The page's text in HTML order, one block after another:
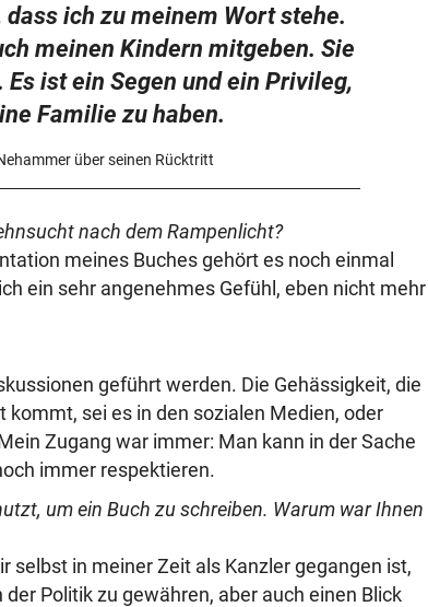
ich zu meinem Wort stehe.
meinen Kindern mitgeben. Sie
ist ein Segen und ein Privileg,
Familie zu haben.
über seinen Rücktritt
nach dem Rampenlicht?
meines Buches gehört es noch einmal
ein sehr angenehmes Gefühl, eben nicht mehr
geführt werden. Die Gehässigkeit, die
sei es in den sozialen Medien, oder
Zugang war immer: Man kann in der Sache
immer respektieren.
um ein Buch zu schreiben. Warum war Ihnen
selbst in meiner Zeit als Kanzler gegangen ist,
Politik zu gewähren, aber auch einen Blick